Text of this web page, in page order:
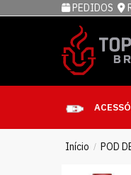
PEDIDOS
Início / POD